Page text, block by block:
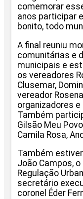
comemorar
anos participar
bonito, todo
A final reuniu
comunitárias e
municipais e
os vereadores
Clusemar,
vereador
organizadores
Também
Gilsão Meu
Camila Rosa,
Também
João Campos,
Regulação
secretário
coronel Éder